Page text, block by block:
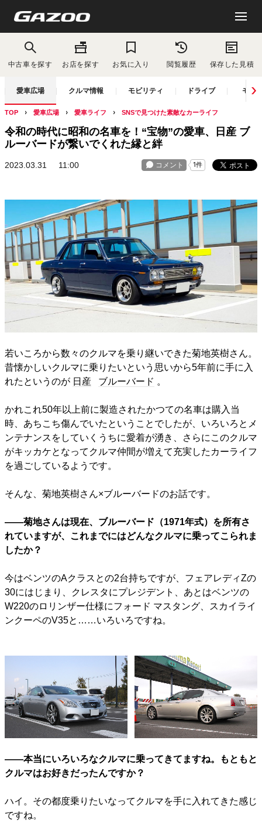
中古車を探す お店を探す お気に入り 閲覧履歴 保存した見積
愛車広場 クルマ情報 モビリティ ドライブ モー
TOP 愛車広場 愛車ライフ SNSで見つけた素敵なカーライフ
令和の時代に昭和の名車を！“宝物”の愛車、日産 ブ
ルーバードが繋いでくれた縁と絆
2023.03.31 11:00
若いころから数々のクルマを乗り継いできた菊地英樹さん。
昔懐かしいクルマに乗りたいという思いから5年前に手に入
れたというのが 日産 ブルーバード 。
かれこれ50年以上前に製造されたかつての名車は購入当
時、あちこち傷んでいたということでしたが、いろいろとメ
ンテナンスをしていくうちに愛着が湧き、さらにこのクルマ
がキッカケとなってクルマ仲間が増えて充実したカーライフ
を過ごしているようです。
そんな、菊地英樹さん×ブルーバードのお話です。
――菊地さんは現在、ブルーバード（1971年式）を所有さ
れていますが、これまでにはどんなクルマに乗ってこられま
したか？
今はベンツのAクラスとの2台持ちですが、フェアレディZの
30にはじまり、クレスタにプレジデント、あとはベンツの
W220のロリンザー仕様にフォード マスタング、スカイライ
ンクーペのV35と……いろいろですね。
――本当にいろいろなクルマに乗ってきてますね。もともと
クルマはお好きだったんですか？
ハイ。その都度乗りたいなってクルマを手に入れてきた感じ
ですね。